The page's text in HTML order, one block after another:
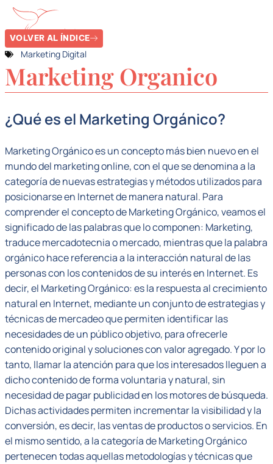
VOLVER AL ÍNDICE
Marketing Digital
Marketing Organico
¿Qué es el Marketing Orgánico?
Marketing Orgánico es un concepto más bien nuevo en el
mundo del marketing online, con el que se denomina a la
categoría de nuevas estrategias y métodos utilizados para
posicionarse en Internet de manera natural. Para
comprender el concepto de Marketing Orgánico, veamos el
significado de las palabras que lo componen: Marketing,
traduce mercadotecnia o mercado, mientras que la palabra
orgánico hace referencia a la interacción natural de las
personas con los contenidos de su interés en Internet. Es
decir, el Marketing Orgánico: es la respuesta al crecimiento
natural en Internet, mediante un conjunto de estrategias y
técnicas de mercadeo que permiten identificar las
necesidades de un público objetivo, para ofrecerle
contenido original y soluciones con valor agregado. Y por lo
tanto, llamar la atención para que los interesados lleguen a
dicho contenido de forma voluntaria y natural, sin
necesidad de pagar publicidad en los motores de búsqueda.
Dichas actividades permiten incrementar la visibilidad y la
conversión, es decir, las ventas de productos o servicios. En
el mismo sentido, a la categoría de Marketing Orgánico
pertenecen todas aquellas metodologías y técnicas que